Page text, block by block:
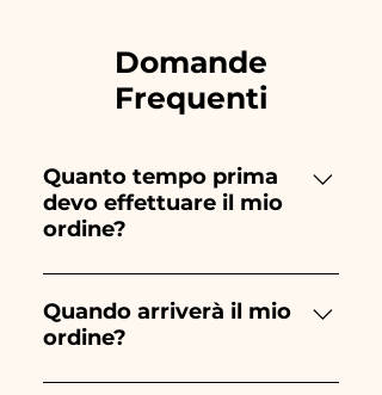
Domande
Frequenti
Quanto tempo prima
devo effettuare il mio
ordine?
Ceramiche Ania realizza e
dipinge interamente a mano,
pertanto la loro realizzazione
Quando arriverà il mio
ordine?
La spedizione dell'ordine sarà